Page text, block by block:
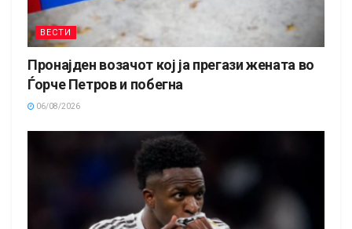
ВЕСТИ
Пронајден возачот кој ја прегази жената во
Ѓорче Петров и побегна
06/08/2026